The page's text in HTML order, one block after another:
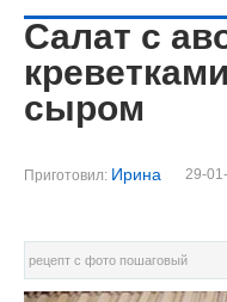
Салат с
сыром
Приготовил: Ирина 29-
рецепт с фото пошаговый